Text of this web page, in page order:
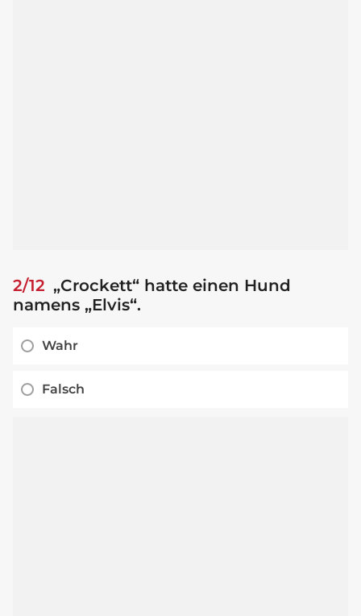
2/12 „Crockett“ hatte einen Hund
namens „Elvis“.
Wahr
Falsch